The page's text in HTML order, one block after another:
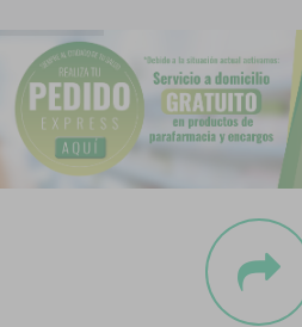
Pedidos express
Blog
Contacto
Boletín